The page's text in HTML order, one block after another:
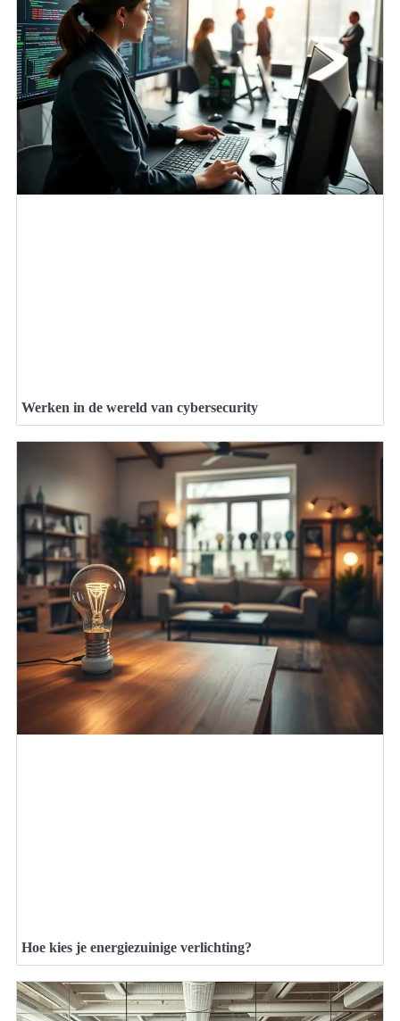
Werken in de wereld van cybersecurity
Hoe kies je energiezuinige verlichting?